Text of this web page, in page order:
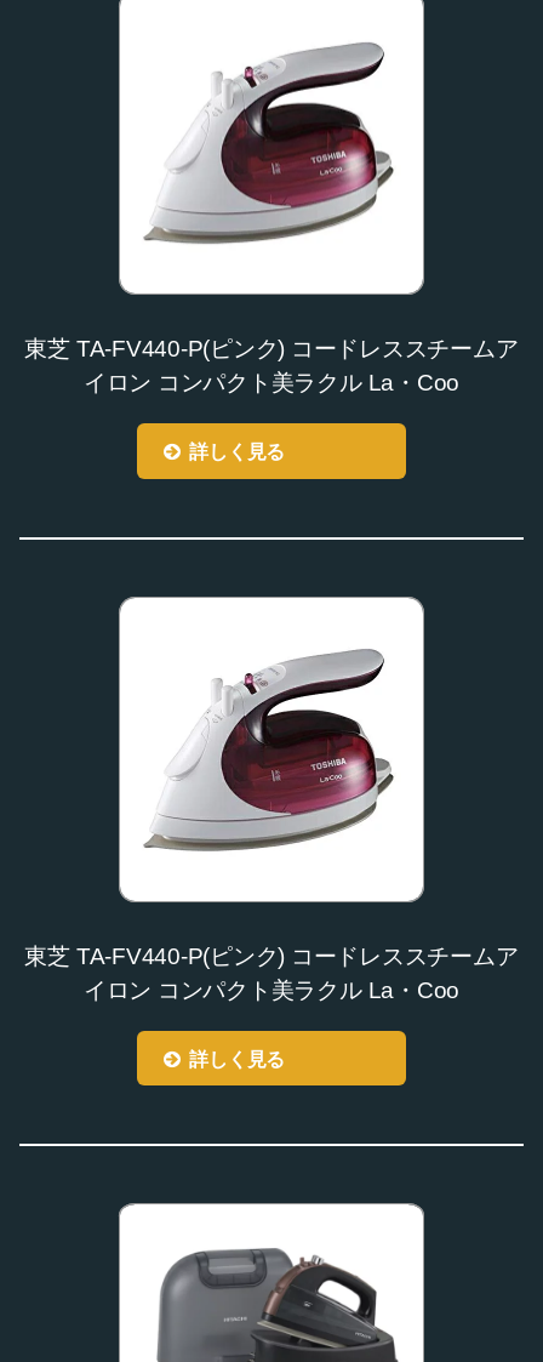
東芝 TA-FV440-P(ピンク) コードレススチームア
イロン コンパクト美ラクル La・Coo
詳しく見る
東芝 TA-FV440-P(ピンク) コードレススチームア
イロン コンパクト美ラクル La・Coo
詳しく見る